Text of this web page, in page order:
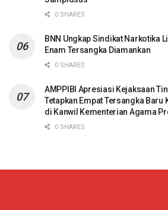
0 SHARES
BNN Ungkap Sindikat Narkotika
Enam Tersangka Diamankan
0 SHARES
AMPPIBI Apresiasi Kejaksaan
Tetapkan Empat Tersangka Baru
di Kanwil Kementerian Agama
0 SHARES